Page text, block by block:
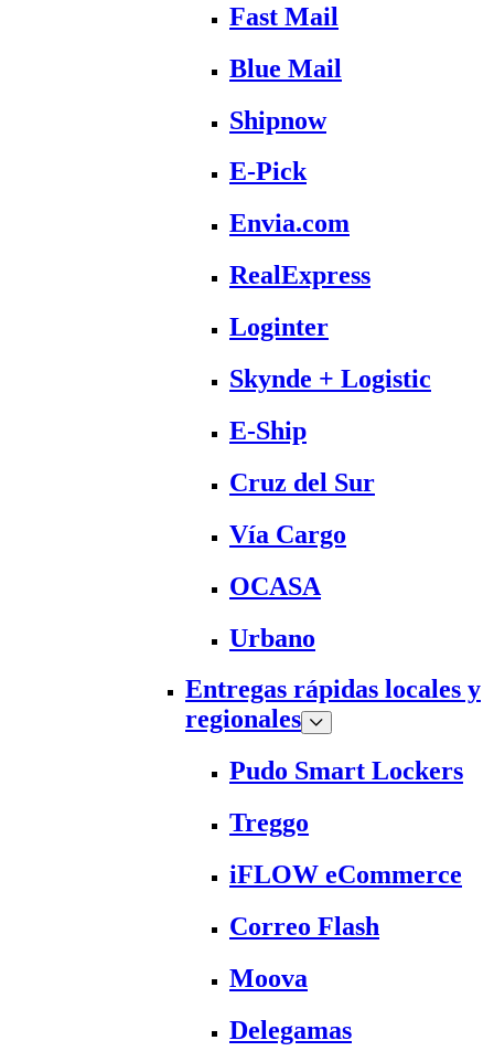
Fast Mail
Blue Mail
Shipnow
E-Pick
Envia.com
RealExpress
Loginter
Skynde + Logistic
E-Ship
Cruz del Sur
Vía Cargo
OCASA
Urbano
Entregas rápidas locales y
regionales
Pudo Smart Lockers
Treggo
iFLOW eCommerce
Correo Flash
Moova
Delegamas